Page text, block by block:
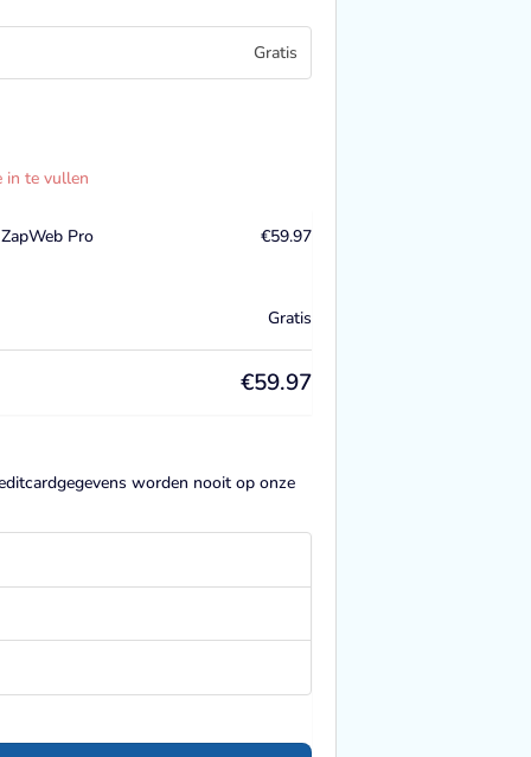
Gratis
in te vullen
Pro €59.97
Gratis
€59.97
worden nooit op onze